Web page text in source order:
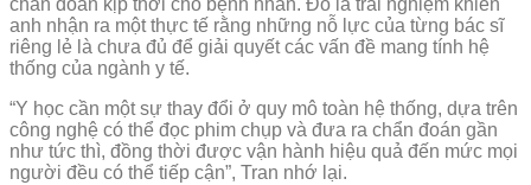
chẩn đoán kịp thời cho bệnh nhân. Đó là trải nghiệm khiến
anh nhận ra một thực tế rằng những nỗ lực của từng bác sĩ
riêng lẻ là chưa đủ để giải quyết các vấn đề mang tính hệ
thống của ngành y tế.
“Y học cần một sự thay đổi ở quy mô toàn hệ thống, dựa trên
công nghệ có thể đọc phim chụp và đưa ra chẩn đoán gần
như tức thì, đồng thời được vận hành hiệu quả đến mức mọi
người đều có thể tiếp cận”, Tran nhớ lại.